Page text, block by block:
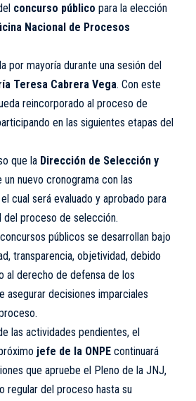
concurso público para la elección
Nacional de Procesos
por mayoría durante una sesión del
Teresa Cabrera Vega. Con este
reincorporado al proceso de
en las siguientes etapas del
que la Dirección de Selección y
un nuevo cronograma con las
cual será evaluado y aprobado para
del proceso de selección.
públicos se desarrollan bajo
transparencia, objetividad, debido
al derecho de defensa de los
asegurar decisiones imparciales
las actividades pendientes, el
jefe de la ONPE continuará
que apruebe el Pleno de la JNJ,
regular del proceso hasta su